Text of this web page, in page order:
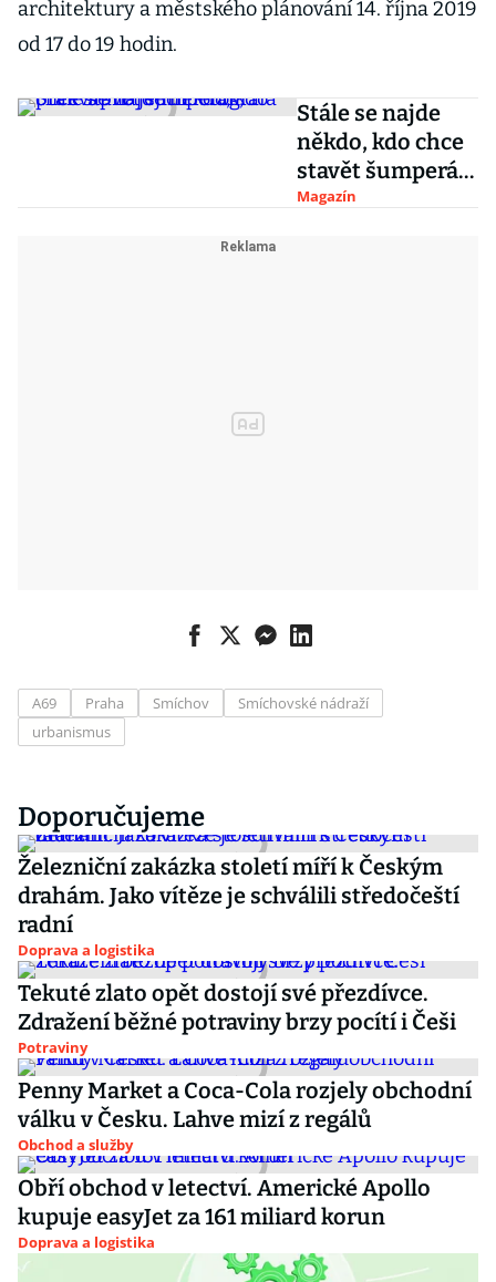
architektury a městského plánování 14. října 2019
od 17 do 19 hodin.
Stále se najde
někdo, kdo chce
stavět šumperák,
překvapilo jejich
Magazín
A69 Praha Smíchov
Smíchovské nádraží
urbanismus
Doporučujeme
Železniční zakázka století míří k Českým
drahám. Jako vítěze je schválili středočeští
radní
Doprava a logistika
Tekuté zlato opět dostojí své přezdívce.
Zdražení běžné potraviny brzy pocítí i Češi
Potraviny
Penny Market a Coca-Cola rozjely obchodní
válku v Česku. Lahve mizí z regálů
Obchod a služby
Obří obchod v letectví. Americké Apollo
kupuje easyJet za 161 miliard korun
Doprava a logistika